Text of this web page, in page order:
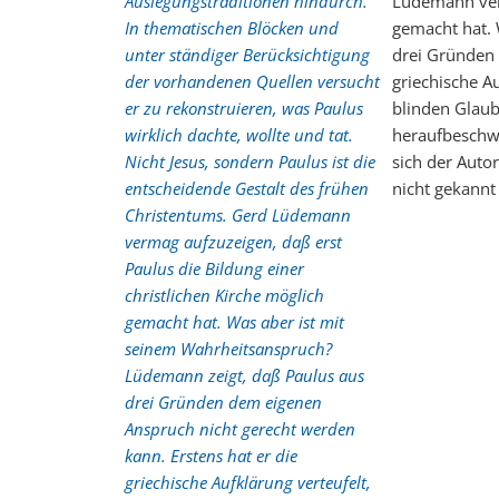
In thematischen Blöcken und
unter ständiger Berücksichtigung
der vorhandenen Quellen versucht
er zu rekonstruieren, was Paulus
wirklich dachte, wollte und tat.
Nicht Jesus, sondern Paulus ist die
entscheidende Gestalt des frühen
Christentums. Gerd Lüdemann
vermag aufzuzeigen, daß erst
Paulus die Bildung einer
christlichen Kirche möglich
gemacht hat. Was aber ist mit
seinem Wahrheitsanspruch?
Lüdemann zeigt, daß Paulus aus
drei Gründen dem eigenen
Anspruch nicht gerecht werden
kann. Erstens hat er die
griechische Aufklärung verteufelt,
gemacht hat.
drei
griechische
blinden
sich der
nicht